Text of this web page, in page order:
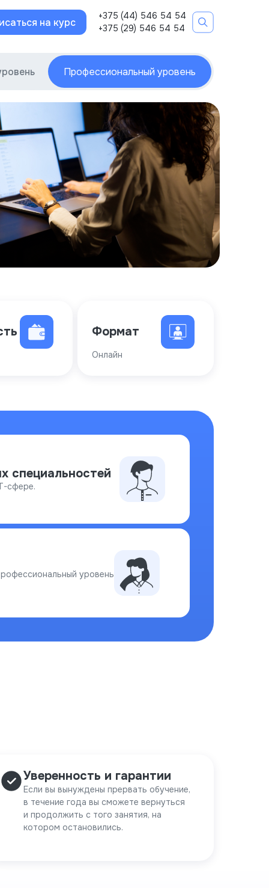
+375 (44) 546 54 54
+375 (29) 546 54 54
на курс
Формат
Онлайн
Профессиональный уровень
специальностей
сфере.
уровень
Уверенность и гарантии
Если вы вынуждены прервать обучение,
в течение года вы сможете вернуться
и продолжить с того занятия, на
котором остановились.